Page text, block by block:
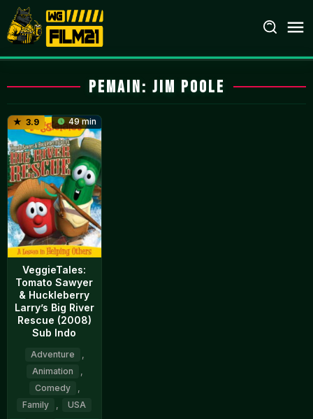
Loncat
ke
konten
Pemain: Jim Poole
3.9 49 min
VeggieTales:
Tomato Sawyer
& Huckleberry
Larry’s Big River
Rescue (2008)
Sub Indo
Adventure
Animation
Comedy
Family
USA